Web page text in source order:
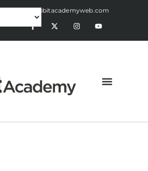
alex@bitacademyweb.com